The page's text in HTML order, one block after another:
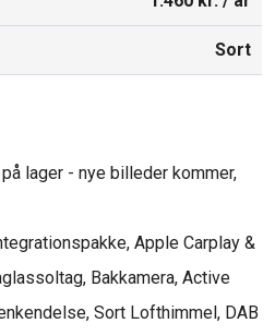
Sort
lager - nye billeder kommer,
Apple Carplay &
Bakkamera, Active
Sort Lofthimmel, DAB